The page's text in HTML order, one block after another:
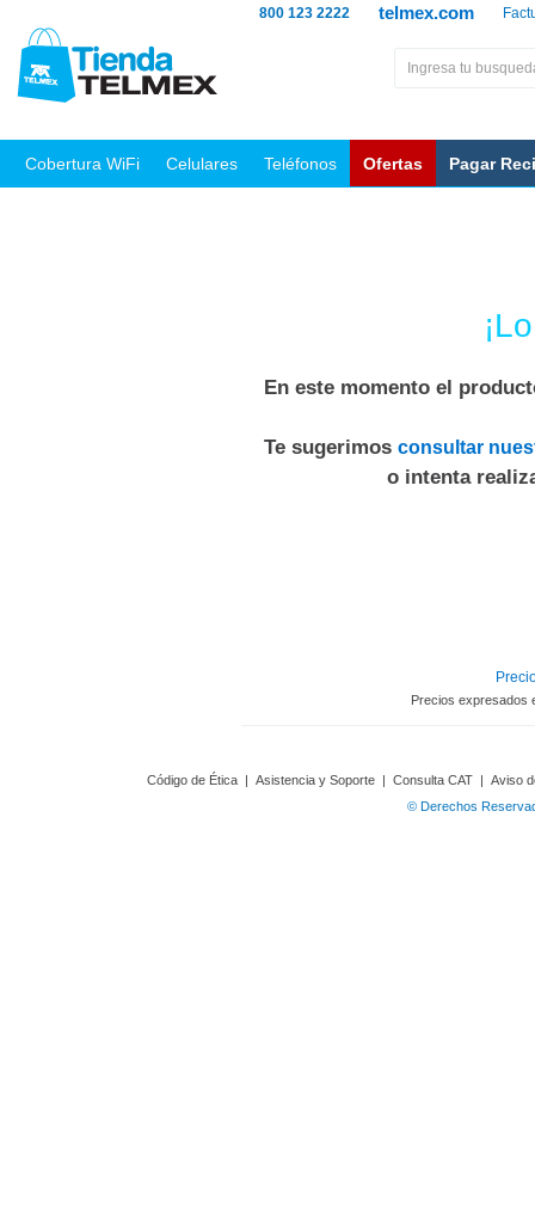
telmex.com
800 123 2222
Cobertura WiFi Celulares Teléfonos Ofertas Pagar
En este momento el
Te sugerimos consultar
o intenta
Precios expresados
Código de Ética | Asistencia y Soporte | Consulta CAT | Aviso
© Derechos